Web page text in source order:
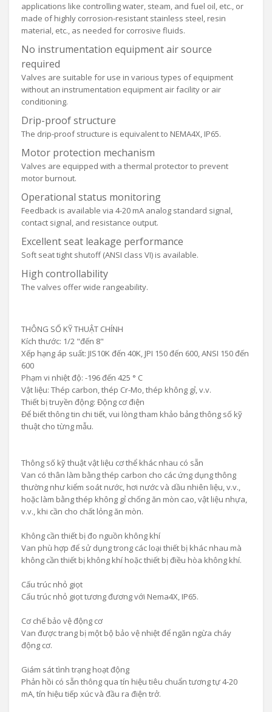
applications like controlling water, steam, and fuel oil, etc., or
made of highly corrosion-resistant stainless steel, resin
material, etc., as needed for corrosive fluids.
No instrumentation equipment air source
required
Valves are suitable for use in various types of equipment
without an instrumentation equipment air facility or air
conditioning.
Drip-proof structure
The drip-proof structure is equivalent to NEMA4X, IP65.
Motor protection mechanism
Valves are equipped with a thermal protector to prevent
motor burnout.
Operational status monitoring
Feedback is available via 4-20 mA analog standard signal,
contact signal, and resistance output.
Excellent seat leakage performance
Soft seat tight shutoff (ANSI class VI) is available.
High controllability
The valves offer wide rangeability.
THÔNG SỐ KỸ THUẬT CHÍNH
Kích thước: 1/2 "đến 8"
Xếp hạng áp suất: JIS10K đến 40K, JPI 150 đến 600, ANSI 150 đến
600
Phạm vi nhiệt độ: -196 đến 425 ° C
Vật liệu: Thép carbon, thép Cr-Mo, thép không gỉ, v.v.
Thiết bị truyền động: Động cơ điện
Để biết thông tin chi tiết, vui lòng tham khảo bảng thông số kỹ
thuật cho từng mẫu.
Thông số kỹ thuật vật liệu cơ thể khác nhau có sẵn
Van có thân làm bằng thép carbon cho các ứng dụng thông
thường như kiểm soát nước, hơi nước và dầu nhiên liệu, v.v.,
hoặc làm bằng thép không gỉ chống ăn mòn cao, vật liệu nhựa,
v.v., khi cần cho chất lỏng ăn mòn.
Không cần thiết bị đo nguồn không khí
Van phù hợp để sử dụng trong các loại thiết bị khác nhau mà
không cần thiết bị không khí hoặc thiết bị điều hòa không khí.
Cấu trúc nhỏ giọt
Cấu trúc nhỏ giọt tương đương với Nema4X, IP65.
Cơ chế bảo vệ động cơ
Van được trang bị một bộ bảo vệ nhiệt để ngăn ngừa cháy
động cơ.
Giám sát tình trạng hoạt động
Phản hồi có sẵn thông qua tín hiệu tiêu chuẩn tương tự 4-20
mA, tín hiệu tiếp xúc và đầu ra điện trở.